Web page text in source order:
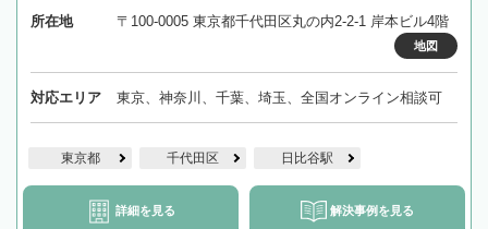
所在地 〒100-0005 東京都千代田区丸の内2-2-1 岸本ビル4階
地図
対応エリア 東京、神奈川、千葉、埼玉、全国オンライン相談可
東京都 千代田区 日比谷駅
詳細を見る 解決事例を見る